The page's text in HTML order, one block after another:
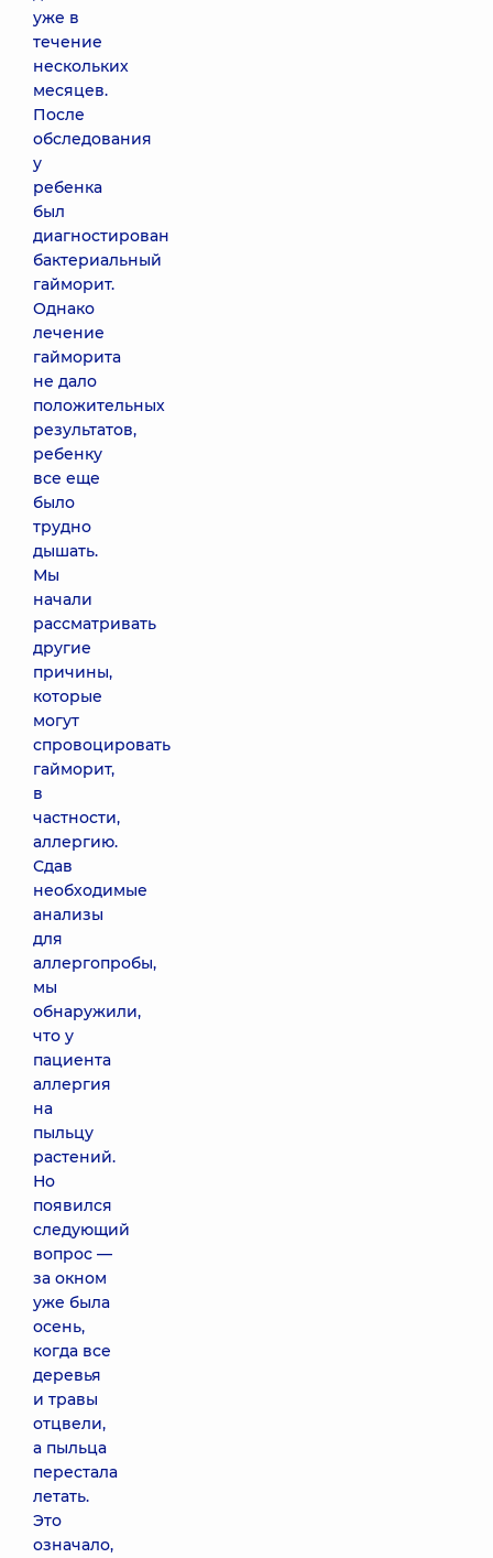
уже в
течение
нескольких
месяцев.
После
обследования
у
ребенка
был
диагностирован
бактериальный
гайморит.
Однако
лечение
гайморита
не дало
положительных
результатов,
ребенку
все еще
было
трудно
дышать.
Мы
начали
рассматривать
другие
причины,
которые
могут
спровоцировать
гайморит,
в
частности,
аллергию.
Сдав
необходимые
анализы
для
аллергопробы,
мы
обнаружили,
что у
пациента
аллергия
на
пыльцу
растений.
Но
появился
следующий
вопрос —
за окном
уже была
осень,
когда все
деревья
и травы
отцвели,
а пыльца
перестала
летать.
Это
означало,